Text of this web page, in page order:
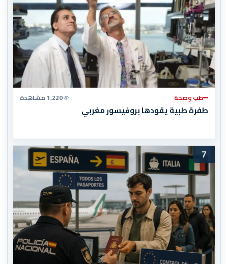
طب وصحة 1,220 مشاهدة
طفرة طبية يقودها بروفيسور مغربي
7